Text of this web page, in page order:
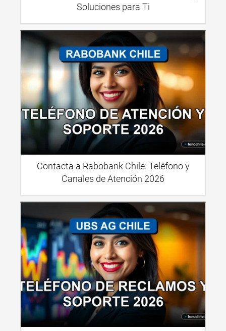
Soluciones para Ti
Contacta a Rabobank Chile: Teléfono y
Canales de Atención 2026